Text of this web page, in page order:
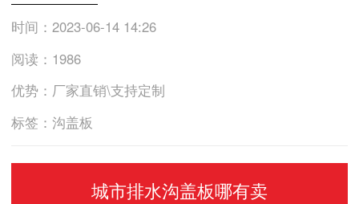
时间：2023-06-14 14:26
阅读：1986
优势：厂家直销\支持定制
标签：沟盖板
城市排水沟盖板哪有卖